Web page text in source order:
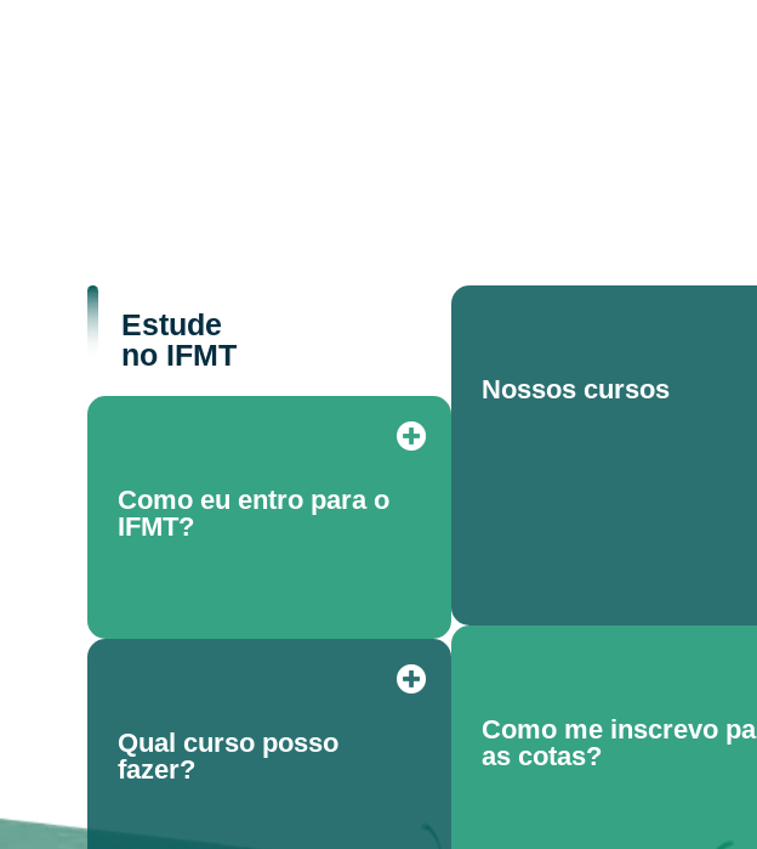
Estude
no IFMT
Como eu entro para o
IFMT?
Qual curso posso
fazer?
Nossos cursos
Como me inscrevo
as cotas?